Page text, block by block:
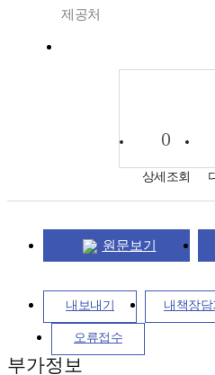
제공처
0
상세조회
원문보기
내보내기 내책장담
오류접수
부가정보